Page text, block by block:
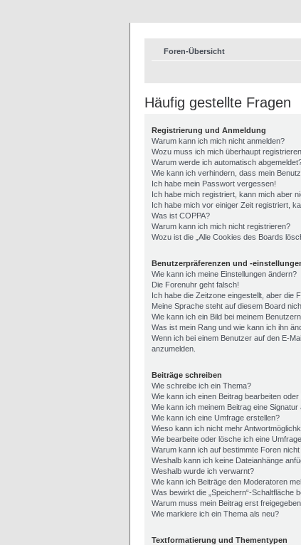
Foren-Übersicht
Häufig gestellte Fragen
Registrierung und Anmeldung
Warum kann ich mich nicht anmelden?
Wozu muss ich mich überhaupt
Warum werde ich automatisch
Wie kann ich verhindern, dass mein
Ich habe mein Passwort vergessen!
Ich habe mich registriert, kann mich aber
Ich habe mich vor einiger Zeit registriert,
Was ist COPPA?
Warum kann ich mich nicht registrieren?
Wozu ist die „Alle Cookies des Boards
Benutzerpräferenzen und -
Wie kann ich meine Einstellungen ändern?
Die Forenuhr geht falsch!
Ich habe die Zeitzone eingestellt, aber die
Meine Sprache steht auf diesem Board
Wie kann ich ein Bild bei meinem
Was ist mein Rang und wie kann ich ihn
Wenn ich bei einem Benutzer auf den E-
anzumelden.
Beiträge schreiben
Wie schreibe ich ein Thema?
Wie kann ich einen Beitrag bearbeiten
Wie kann ich meinem Beitrag eine Signatur
Wie kann ich eine Umfrage erstellen?
Wieso kann ich nicht mehr
Wie bearbeite oder lösche ich eine
Warum kann ich auf bestimmte Foren
Weshalb kann ich keine Dateianhänge
Weshalb wurde ich verwarnt?
Wie kann ich Beiträge den Moderatoren
Was bewirkt die „Speichern“-Schaltfläche
Warum muss mein Beitrag erst
Wie markiere ich ein Thema als neu?
Textformatierung und Thementypen